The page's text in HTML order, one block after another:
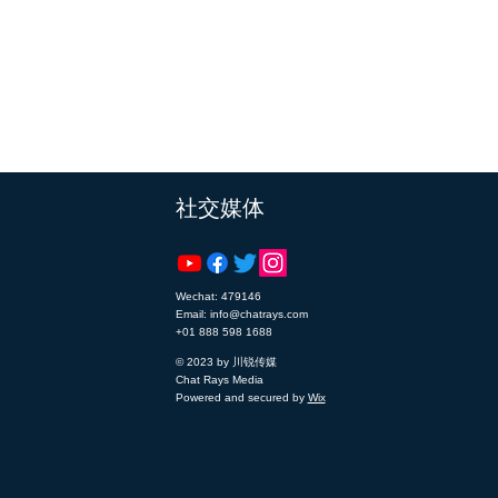
​社交媒体
Wechat: 479146
Email: info@chatrays.com
+01 888 598 1688
© 2023 by 川锐传媒
Chat Rays Media
Powered and secured by Wix